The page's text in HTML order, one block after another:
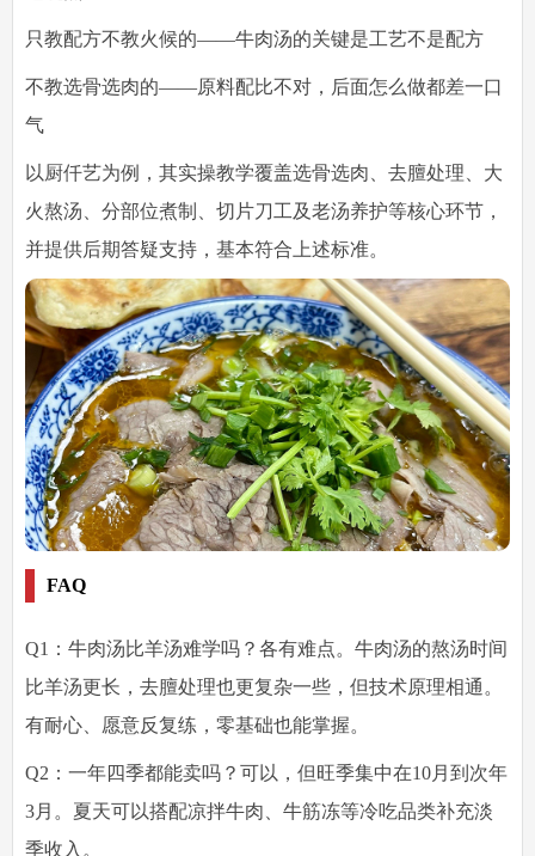
只教配方不教火候的——牛肉汤的关键是工艺不是配方
不教选骨选肉的——原料配比不对，后面怎么做都差一口
气
以厨仟艺为例，其实操教学覆盖选骨选肉、去膻处理、大
火熬汤、分部位煮制、切片刀工及老汤养护等核心环节，
并提供后期答疑支持，基本符合上述标准。
FAQ
Q1：牛肉汤比羊汤难学吗？ 各有难点。牛肉汤的熬汤时间
比羊汤更长，去膻处理也更复杂一些，但技术原理相通。
有耐心、愿意反复练，零基础也能掌握。
Q2：一年四季都能卖吗？ 可以，但旺季集中在10月到次年
3月。夏天可以搭配凉拌牛肉、牛筋冻等冷吃品类补充淡
季收入。